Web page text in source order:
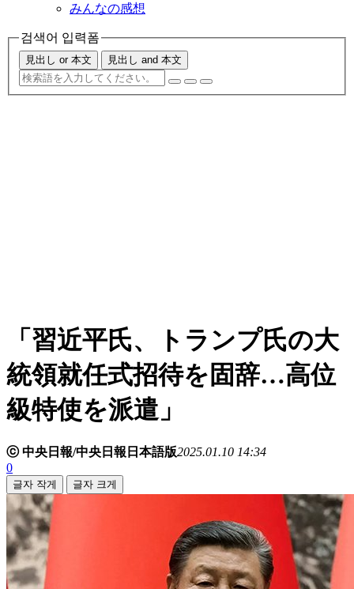
みんなの感想
검색어 입력폼
見出し or 本文 見出し and 本文
「習近平氏、トランプ氏の大
統領就任式招待を固辞…高位
級特使を派遣」
ⓒ 中央日報/中央日報日本語版2025.01.10 14:34
0
글자 작게 글자 크게